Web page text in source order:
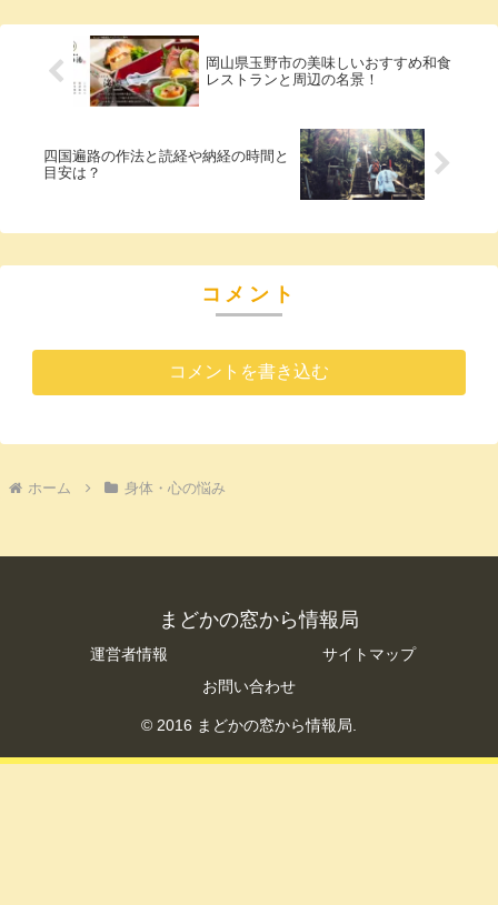
岡山県玉野市の美味しいおすすめ和食
レストランと周辺の名景！
四国遍路の作法と読経や納経の時間と
目安は？
コメント
コメントを書き込む
ホーム 身体・心の悩み
まどかの窓から情報局
運営者情報
サイトマップ
お問い合わせ
© 2016 まどかの窓から情報局.